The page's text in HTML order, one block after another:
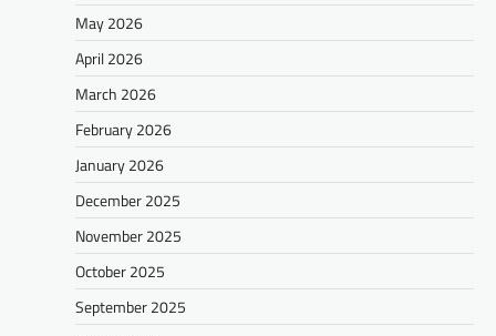
May 2026
April 2026
March 2026
February 2026
January 2026
December 2025
November 2025
October 2025
September 2025